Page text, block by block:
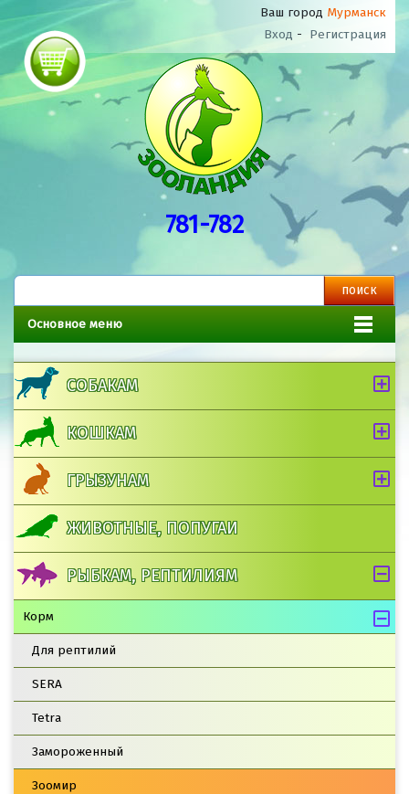
Ваш город Мурманск
Вход - Регистрация
781-782
Основное меню
СОБАКАМ
КОШКАМ
ГРЫЗУНАМ
ЖИВОТНЫЕ, ПОПУГАИ
РЫБКАМ, РЕПТИЛИЯМ
Корм
Для рептилий
SERA
Tetra
Замороженный
Зоомир